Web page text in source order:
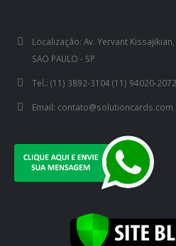
Localização: Av. Yervant Kissajikian,
SAO PAULO - SP
Tel.: (11) 3892-3104 (11) 94020-2072
Email: